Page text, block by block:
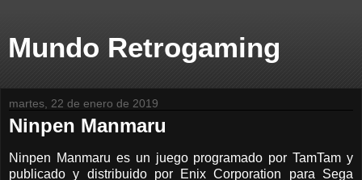
Mundo Retrogaming
martes, 22 de enero de 2019
Ninpen Manmaru
Ninpen Manmaru es un juego programado por TamTam y
publicado y distribuido por Enix Corporation para Sega